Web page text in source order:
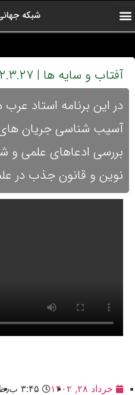
شبکه
آفتاب و سایه ها | ۱۴۰۲.۳.۲۷ | استاد عرب
در این برنامه استاد
آسیب شناسی جریان
بررسی ادعاهای علمی و
نوین و قانون جذب در
خرداد ۲۸, ۱۴۰۲ ۳:۴۵ ب٫ظ